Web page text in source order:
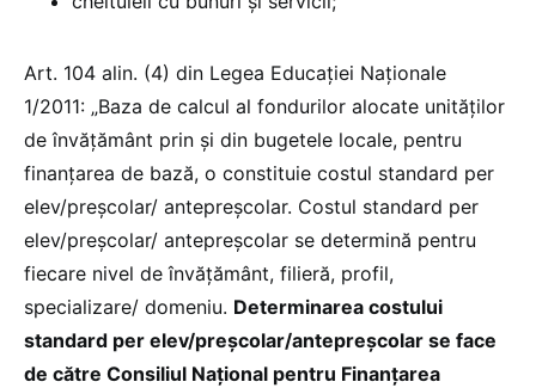
Art. 104 alin. (4) din Legea Educației Naționale
1/2011: „Baza de calcul al fondurilor alocate unităților
de învățământ prin și din bugetele locale, pentru
finanțarea de bază, o constituie costul standard per
elev/preșcolar/ antepreșcolar. Costul standard per
elev/preșcolar/ antepreșcolar se determină pentru
fiecare nivel de învățământ, filieră, profil,
specializare/ domeniu. Determinarea costului
standard per elev/preșcolar/antepreșcolar se face
de către Consiliul Național pentru Finanțarea